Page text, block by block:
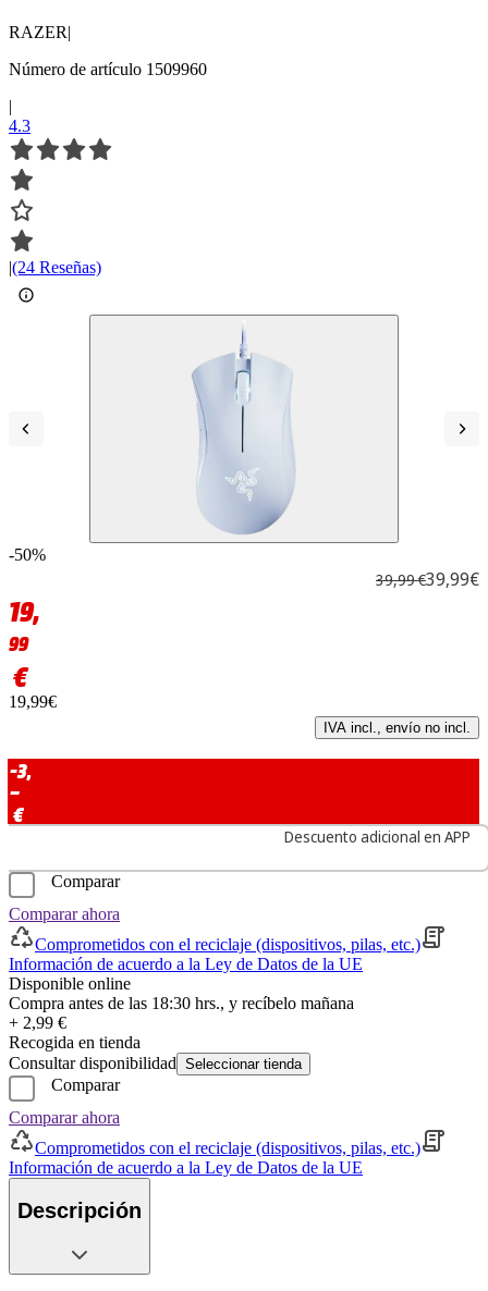
RAZER|
Número de artículo 1509960
|
4.3
|(24 Reseñas)
-50%
39,99 €39,99€
19,
99
€
19,99€
IVA incl., envío no incl.
-3,
–
€
Descuento adicional en APP
Comparar
Comparar ahora
Comprometidos con el reciclaje (dispositivos, pilas, etc.)
Información de acuerdo a la Ley de Datos de la UE
Disponible online
Compra antes de las 18:30 hrs., y recíbelo mañana
+ 2,99 €
Recogida en tienda
Consultar disponibilidad Seleccionar tienda
Comparar
Comparar ahora
Comprometidos con el reciclaje (dispositivos, pilas, etc.)
Información de acuerdo a la Ley de Datos de la UE
Descripción